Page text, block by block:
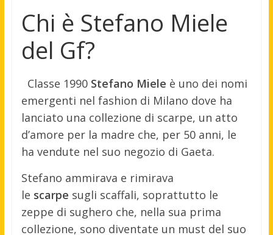
Chi è Stefano Miele
del Gf?
Classe 1990 Stefano Miele è uno dei nomi
emergenti nel fashion di Milano dove ha
lanciato una collezione di scarpe, un atto
d’amore per la madre che, per 50 anni, le
ha vendute nel suo negozio di Gaeta.
Stefano ammirava e rimirava
le scarpe sugli scaffali, soprattutto le
zeppe di sughero che, nella sua prima
collezione, sono diventate un must del suo